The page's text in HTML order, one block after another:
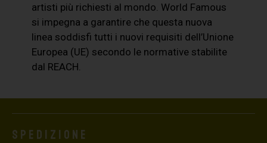
artisti più richiesti al mondo. World Famous
si impegna a garantire che questa nuova
linea soddisfi tutti i nuovi requisiti dell’Unione
Europea (UE) secondo le normative stabilite
dal REACH.
Spedizione